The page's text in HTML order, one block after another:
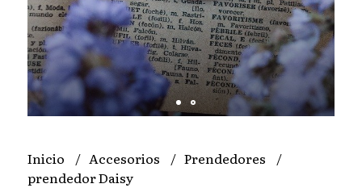
Inicio Accesorios
Prendedores
prendedor Daisy